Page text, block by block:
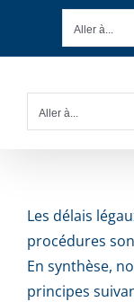
contenu
Aller à...
Aller à...
Les délais
procédures
En synthèse,
principes